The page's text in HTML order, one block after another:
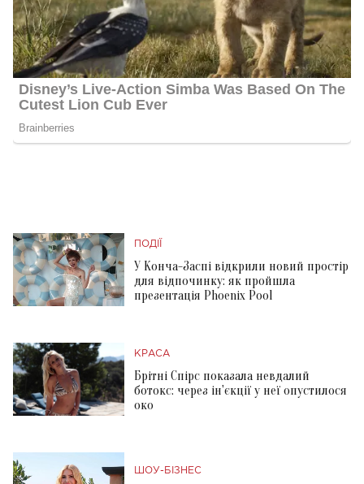
ПОДІЇ
У Конча-Заспі відкрили новий простір
для відпочинку: як пройшла
презентація Phoenix Pool
КРАСА
Брітні Спірс показала невдалий
ботокс: через ін'єкції у неї опустилося
око
ШОУ-БІЗНЕС